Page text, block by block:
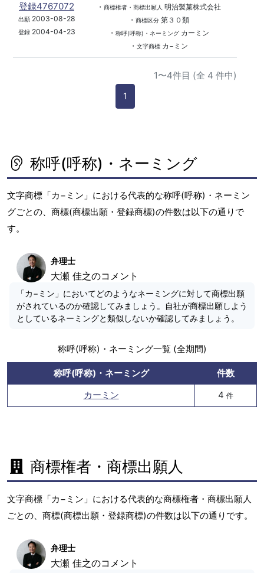
登録4767072
出願2003-08-28
登録2004-04-23
・ 商標権者・商標出願人 明治製菓株式会社
・ 商標区分第３０類
・ 称呼(呼称)・ネーミングカーミン
・ 文字商標カ−ミン
1〜4件目 (全 4 件中)
1
称呼(呼称)・ネーミング
文字商標「カ−ミン」における代表的な称呼(呼称)・ネーミン
グごとの、商標(商標出願・登録商標)の件数は以下の通りで
す。
弁理士
大瀬 佳之のコメント
「カ−ミン」においてどのようなネーミングに対して商標出願
がされているのか確認してみましょう。自社が商標出願しよう
としているネーミングと類似しないか確認してみましょう。
称呼(呼称)・ネーミング一覧 (全期間)
称呼(呼称)・ネーミング
件数
カーミン
4 件
商標権者・商標出願人
文字商標「カ−ミン」における代表的な商標権者・商標出願人
ごとの、商標(商標出願・登録商標)の件数は以下の通りです。
弁理士
大瀬 佳之のコメント